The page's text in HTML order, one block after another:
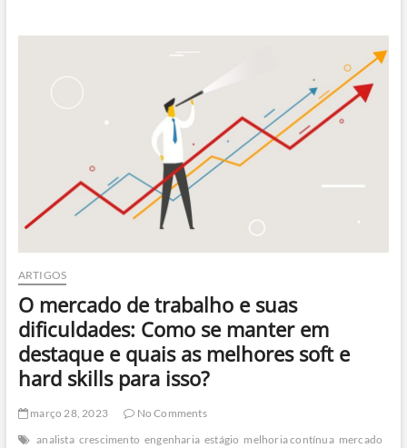
ARTIGOS
O mercado de trabalho e suas
dificuldades: Como se manter em
destaque e quais as melhores soft e
hard skills para isso?
março 28, 2023
No Comments
analista crescimento engenharia estágio melhoria contínua mercado